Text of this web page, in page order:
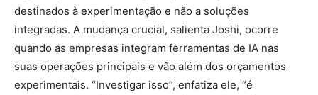
destinados à experimentação e não a soluções
integradas. A mudança crucial, salienta Joshi, ocorre
quando as empresas integram ferramentas de IA nas
suas operações principais e vão além dos orçamentos
experimentais. “Investigar isso”, enfatiza ele, “é